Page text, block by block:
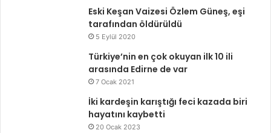
Eski Keşan Vaizesi Özlem Güneş, eşi
tarafından öldürüldü
5 Eylül 2020
Türkiye’nin en çok okuyan ilk 10 ili
arasında Edirne de var
7 Ocak 2021
İki kardeşin karıştığı feci kazada biri
hayatını kaybetti
20 Ocak 2023